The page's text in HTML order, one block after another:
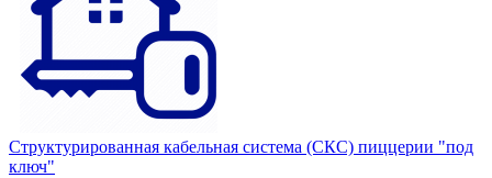
Структурированная кабельная система (СКС) пиццерии "под
ключ"